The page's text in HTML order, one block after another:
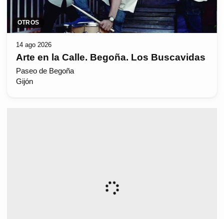
OTROS
14 ago 2026
Arte en la Calle. Begoña. Los Buscavidas
Paseo de Begoña
Gijón